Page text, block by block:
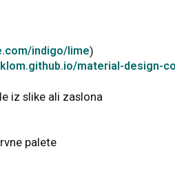
indigo/lime)
material-design-
iz slike ali zaslona
palete